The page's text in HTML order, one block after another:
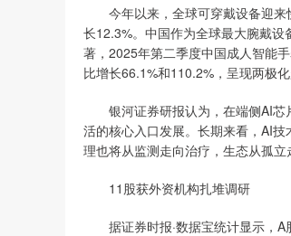
今年以来，全球可穿戴设备迎来
长12.3%。中国作为全球最大腕戴
著，2025年第二季度中国成人智能
比增长66.1%和110.2%，呈现两极化
银河证券研报认为，在端侧AI芯
活的核心入口发展。长期来看，AI
理也将从监测走向治疗，生态从孤立
11股获外资机构扎堆调研
据证券时报·数据宝统计显示，A